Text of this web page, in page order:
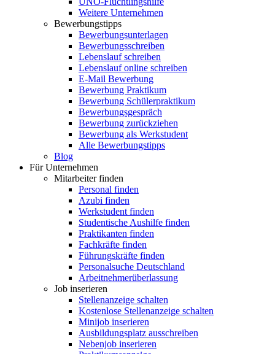
Weitere Unternehmen
Bewerbungstipps
Bewerbungsunterlagen
Bewerbungsschreiben
Lebenslauf schreiben
Lebenslauf online schreiben
E-Mail Bewerbung
Bewerbung Praktikum
Bewerbung Schülerpraktikum
Bewerbungsgespräch
Bewerbung zurückziehen
Bewerbung als Werkstudent
Alle Bewerbungstipps
Blog
Für Unternehmen
Mitarbeiter finden
Personal finden
Azubi finden
Werkstudent finden
Studentische Aushilfe finden
Praktikanten finden
Fachkräfte finden
Führungskräfte finden
Personalsuche Deutschland
Arbeitnehmerüberlassung
Job inserieren
Stellenanzeige schalten
Kostenlose Stellenanzeige schalten
Minijob inserieren
Ausbildungsplatz ausschreiben
Nebenjob inserieren